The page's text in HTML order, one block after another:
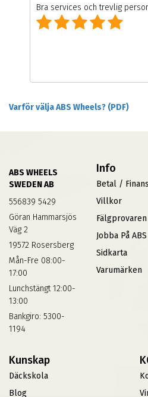
Bra services och trevlig
Varför välja ABS Wheels? (PDF)
ABS WHEELS
SWEDEN AB
556839 5429
Göran Hammarsjös
Väg 2
19572 Rosersberg
Mån-Fre 08:00-
17:00
Lunchstängt 12:00-
13:00
Bankgiro: 5300-
1194
Info
Betal / Finans
Villkor
Fälgprovaren
Jobba På ABS
Sidkarta
Varumärken
Kunskap
Däckskola
Blog